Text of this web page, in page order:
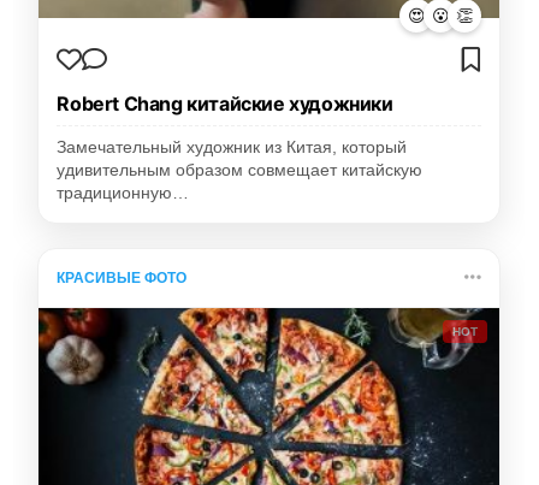
😍 😮 👏
Robert Chang китайские художники
Замечательный художник из Китая, который
удивительным образом совмещает китайскую
традиционную…
КРАСИВЫЕ ФОТО
HOT